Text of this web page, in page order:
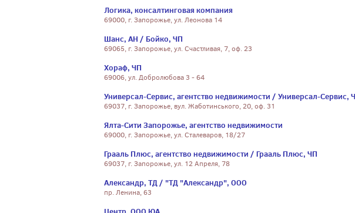
Логика, консалтинговая компания
69000, г. Запорожье, ул. Леонова 14
Шанс, АН / Бойко, ЧП
69065, г. Запорожье, ул. Счастливая, 7, оф. 23
Хораф, ЧП
69006, ул. Добролюбова 3 - 64
Универсал-Сервис, агентство недвижимости / Универсал-Сервис,
69037, г. Запорожье, вул. Жаботинського, 20, оф. 31
Ялта-Сити Запорожье, агентство недвижимости
69000, г. Запорожье, ул. Сталеваров, 18/27
Грааль Плюс, агентство недвижимости / Грааль Плюс, ЧП
69037, г. Запорожье, ул. 12 Апреля, 78
Александр, ТД / "ТД "Александр", ООО
пр. Ленина, 63